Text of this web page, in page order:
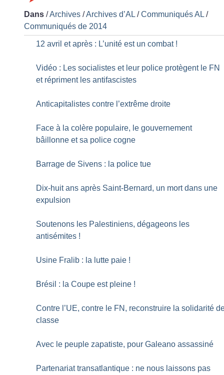
Dans /Archives /Archives d’AL /Communiqués AL /
Communiqués de 2014
12 avril et après : L’unité est un combat !
Vidéo : Les socialistes et leur police protègent le FN
et répriment les antifascistes
Anticapitalistes contre l’extrême droite
Face à la colère populaire, le gouvernement
bâillonne et sa police cogne
Barrage de Sivens : la police tue
Dix-huit ans après Saint-Bernard, un mort dans une
expulsion
Soutenons les Palestiniens, dégageons les
antisémites !
Usine Fralib : la lutte paie !
Brésil : la Coupe est pleine !
Contre l’UE, contre le FN, reconstruire la solidarité
classe
Avec le peuple zapatiste, pour Galeano assassiné
Partenariat transatlantique : ne nous laissons pas